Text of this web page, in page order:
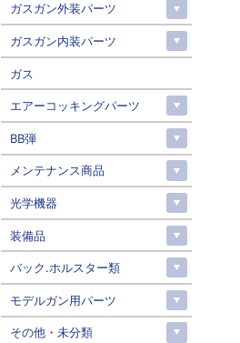
ガスガン外装パーツ
ガスガン内装パーツ
ガス
エアーコッキングパーツ
BB弾
メンテナンス商品
光学機器
装備品
バック.ホルスター類
モデルガン用パーツ
その他・未分類